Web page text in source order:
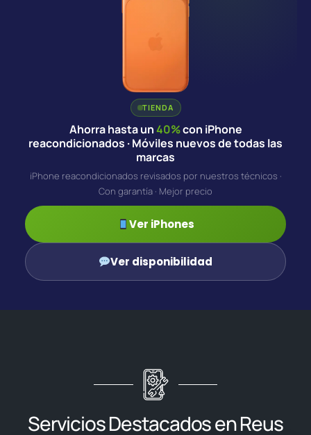
TIENDA
Ahorra hasta un40%con iPhone
reacondicionados · Móviles nuevos de todas las
marcas
iPhone reacondicionados revisados por nuestros técnicos ·
Con garantía · Mejor precio
Ver iPhones
Ver disponibilidad
Servicios Destacados en Reus